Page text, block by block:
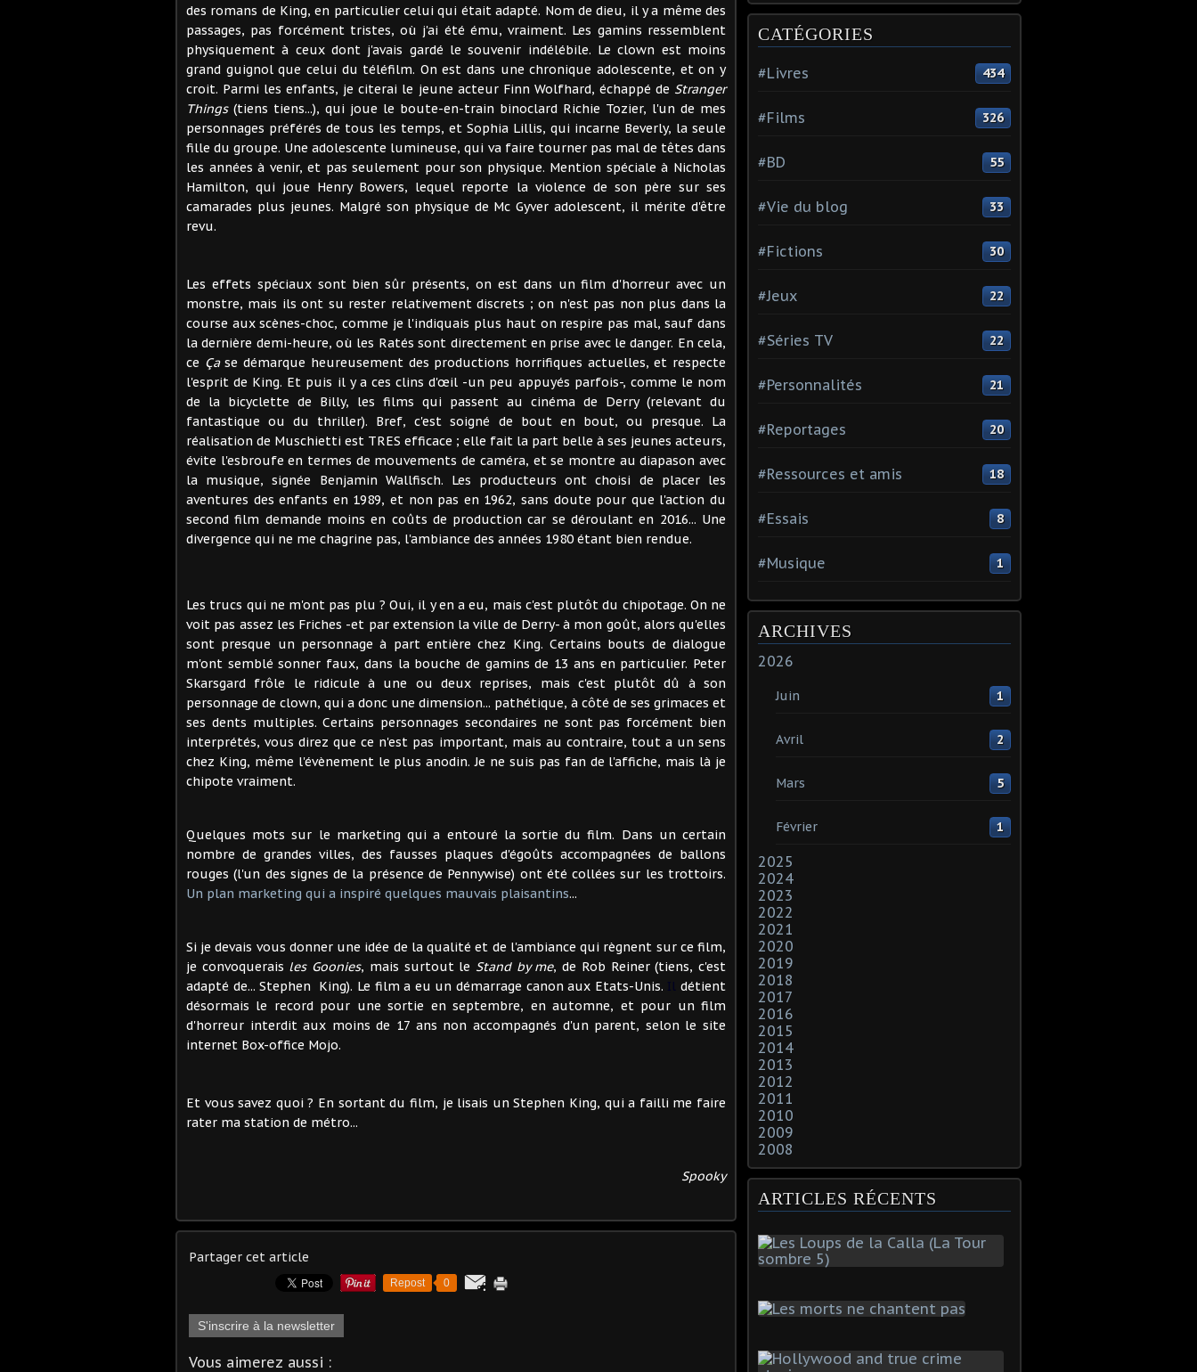
des romans de King, en particulier celui qui était adapté. Nom de dieu, il y a même des
passages, pas forcément tristes, où j'ai été ému, vraiment. Les gamins ressemblent
physiquement à ceux dont j'avais gardé le souvenir indélébile. Le clown est moins
grand guignol que celui du téléfilm. On est dans une chronique adolescente, et on y
croit. Parmi les enfants, je citerai le jeune acteur Finn Wolfhard, échappé de Stranger
Things(tiens tiens...), qui joue le boute-en-train binoclard Richie Tozier, l'un de mes
personnages préférés de tous les temps, et Sophia Lillis, qui incarne Beverly, la seule
fille du groupe. Une adolescente lumineuse, qui va faire tourner pas mal de têtes dans
les années à venir, et pas seulement pour son physique. Mention spéciale à Nicholas
Hamilton, qui joue Henry Bowers, lequel reporte la violence de son père sur ses
camarades plus jeunes. Malgré son physique de Mc Gyver adolescent, il mérite d'être
revu.
Les effets spéciaux sont bien sûr présents, on est dans un film d'horreur avec un
monstre, mais ils ont su rester relativement discrets ; on n'est pas non plus dans la
course aux scènes-choc, comme je l'indiquais plus haut on respire pas mal, sauf dans
la dernière demi-heure, où les Ratés sont directement en prise avec le danger. En cela,
ce Çase démarque heureusement des productions horrifiques actuelles, et respecte
l'esprit de King. Et puis il y a ces clins d'œil -un peu appuyés parfois-, comme le nom
de la bicyclette de Billy, les films qui passent au cinéma de Derry (relevant du
fantastique ou du thriller). Bref, c'est soigné de bout en bout, ou presque. La
réalisation de Muschietti est TRES efficace ; elle fait la part belle à ses jeunes acteurs,
évite l'esbroufe en termes de mouvements de caméra, et se montre au diapason avec
la musique, signée Benjamin Wallfisch. Les producteurs ont choisi de placer les
aventures des enfants en 1989, et non pas en 1962, sans doute pour que l'action du
second film demande moins en coûts de production car se déroulant en 2016... Une
divergence qui ne me chagrine pas, l'ambiance des années 1980 étant bien rendue.
Les trucs qui ne m'ont pas plu ? Oui, il y en a eu, mais c'est plutôt du chipotage. On ne
voit pas assez les Friches -et par extension la ville de Derry- à mon goût, alors qu'elles
sont presque un personnage à part entière chez King. Certains bouts de dialogue
m'ont semblé sonner faux, dans la bouche de gamins de 13 ans en particulier. Peter
Skarsgard frôle le ridicule à une ou deux reprises, mais c'est plutôt dû à son
personnage de clown, qui a donc une dimension... pathétique, à côté de ses grimaces et
ses dents multiples. Certains personnages secondaires ne sont pas forcément bien
interprétés, vous direz que ce n'est pas important, mais au contraire, tout a un sens
chez King, même l'évènement le plus anodin. Je ne suis pas fan de l'affiche, mais là je
chipote vraiment.
Quelques mots sur le marketing qui a entouré la sortie du film. Dans un certain
nombre de grandes villes, des fausses plaques d'égoûts accompagnées de ballons
rouges (l'un des signes de la présence de Pennywise) ont été collées sur les trottoirs.
Un plan marketing qui a inspiré quelques mauvais plaisantins...
Si je devais vous donner une idée de la qualité et de l'ambiance qui règnent sur ce film,
je convoquerais les Goonies, mais surtout le Stand by me, de Rob Reiner (tiens, c'est
adapté de... Stephen King). Le film a eu un démarrage canon aux Etats-Unis.
détient
désormais le record pour une sortie en septembre, en automne, et pour un film
d'horreur interdit aux moins de 17 ans non accompagnés d'un parent, selon le site
internet Box-office Mojo.
Et vous savez quoi ? En sortant du film, je lisais un Stephen King, qui a failli me faire
rater ma station de métro...
Spooky
Partager cet article
Repost 0
S'inscrire à la newsletter
Vous aimerez aussi :
CATÉGORIES
#Livres 434
#Films 326
#BD 55
#Vie du blog 33
#Fictions 30
#Jeux 22
#Séries TV 22
#Personnalités 21
#Reportages 20
#Ressources et amis 18
#Essais 8
#Musique 1
ARCHIVES
2026
Juin 1
Avril 2
Mars 5
Février 1
2025
2024
2023
2022
2021
2020
2019
2018
2017
2016
2015
2014
2013
2012
2011
2010
2009
2008
ARTICLES RÉCENTS